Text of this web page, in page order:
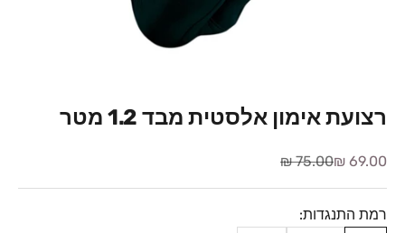
רצועת אימון אלסטית מבד 1.2 מטר
מחיר מבצע
69.00 ₪ מחיר רגיל
75.00 ₪
רמת התנגדות: